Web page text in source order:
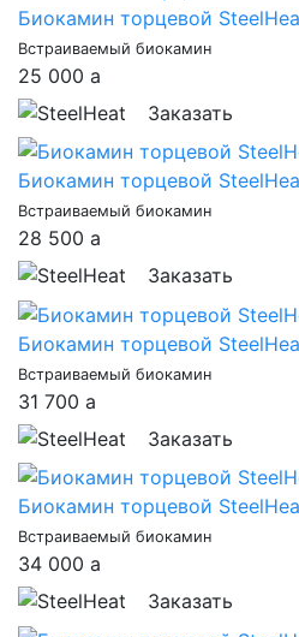
Биокамин торцевой
Встраиваемый биокамин
25 000 a
Заказать
Биокамин торцевой
Встраиваемый биокамин
28 500 a
Заказать
Биокамин торцевой
Встраиваемый биокамин
31 700 a
Заказать
Биокамин торцевой
Встраиваемый биокамин
34 000 a
Заказать